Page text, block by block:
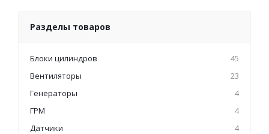
Разделы товаров
Блоки цилиндров
45
Вентиляторы
23
Генераторы
4
ГРМ
4
Датчики
4